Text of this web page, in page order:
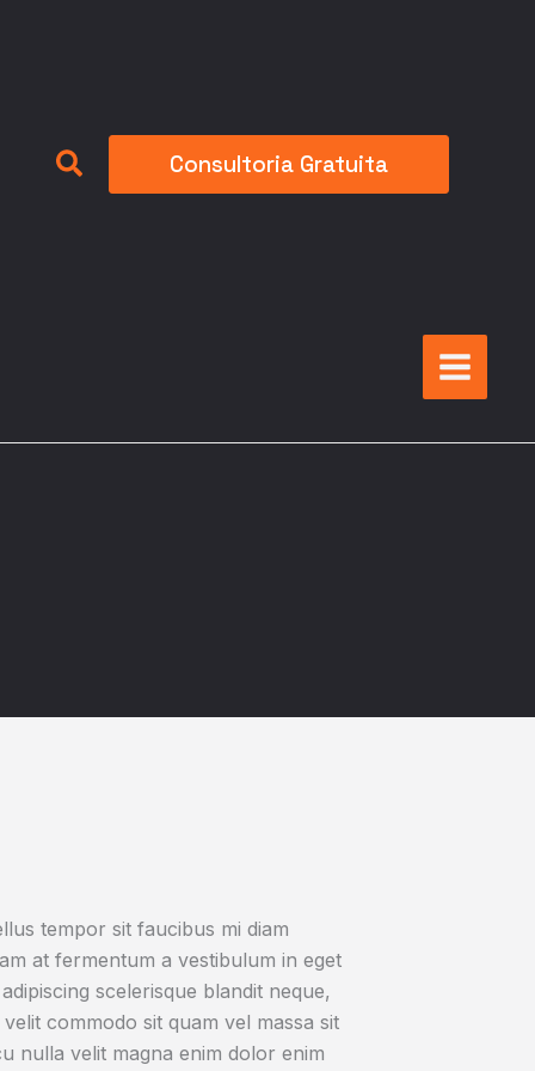
PesquisarConsultoria Gratuita
tempor sit faucibus mi diam
at fermentum a vestibulum in eget
scelerisque blandit neque,
commodo sit quam vel massa sit
nulla velit magna enim dolor enim